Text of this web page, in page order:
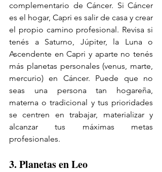
complementario de Cáncer. Si Cáncer
es el hogar, Capri es salir de casa y crear
el propio camino profesional. Revisa si
tenés a Saturno, Júpiter, la Luna o
Ascendente en Capri y aparte no tenés
más planetas personales (venus, marte,
mercurio) en Cáncer. Puede que no
seas una persona tan hogareña,
materna o tradicional y tus prioridades
se centren en trabajar, materializar y
alcanzar tus máximas metas
profesionales.
3. Planetas en Leo